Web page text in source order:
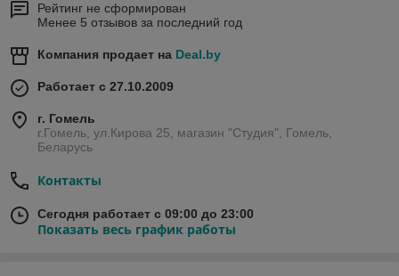
Рейтинг не сформирован
Менее 5 отзывов за последний год
Компания продает на Deal.by
Работает с 27.10.2009
г. Гомель
г.Гомель, ул.Кирова 25, магазин "Студия", Гомель,
Беларусь
Контакты
Сегодня работает с 09:00 до 23:00
Показать весь график работы